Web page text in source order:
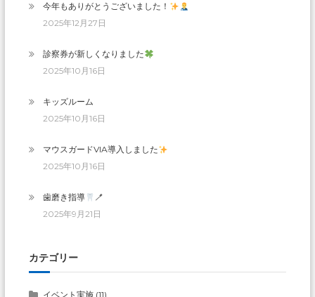
今年もありがとうございました！
2025年12月27日
診察券が新しくなりました
2025年10月16日
キッズルーム
2025年10月16日
マウスガードVIA導入しました
2025年10月16日
歯磨き指導
🪥
2025年9月21日
カテゴリー
イベント実施 (11)